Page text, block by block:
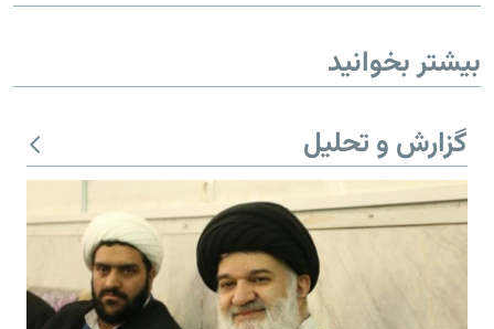
بیشتر بخوانید
گزارش و تحلیل